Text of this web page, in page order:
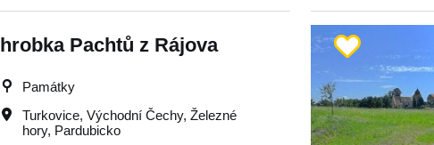
hrobka Pachtů z Rájova
Památky
Turkovice,Východní Čechy,Železné
hory, Pardubicko